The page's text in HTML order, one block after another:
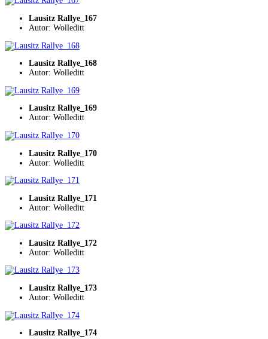
Lausitz Rallye_167
Autor: Wolleditt
Lausitz Rallye_168
Autor: Wolleditt
Lausitz Rallye_169
Autor: Wolleditt
Lausitz Rallye_170
Autor: Wolleditt
Lausitz Rallye_171
Autor: Wolleditt
Lausitz Rallye_172
Autor: Wolleditt
Lausitz Rallye_173
Autor: Wolleditt
Lausitz Rallye_174